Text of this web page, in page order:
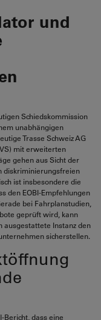
und
Schiedskommission
unabhängigen
Trasse Schweiz AG
mit erweiterten
gehen aus Sicht der
diskriminierungsfreien
ist insbesondere die
den EOBI-Empfehlungen
bei Fahrplanstudien,
geprüft wird, kann
ausgestattete Instanz den
sicherstellen.
Bericht, dass eine